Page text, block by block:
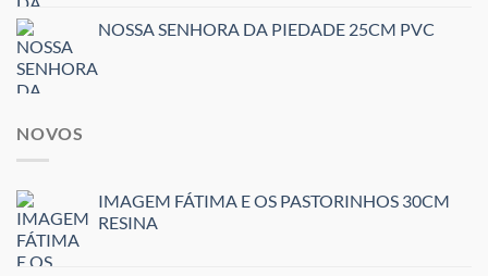
NOSSA SENHORA DA PIEDADE 25CM PVC
NOVOS
IMAGEM FÁTIMA E OS PASTORINHOS 30CM
RESINA